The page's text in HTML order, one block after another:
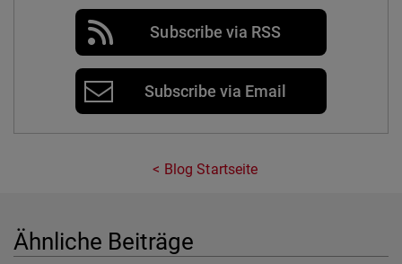
Subscribe via RSS
Subscribe via Email
Blog Startseite
Ähnliche Beiträge